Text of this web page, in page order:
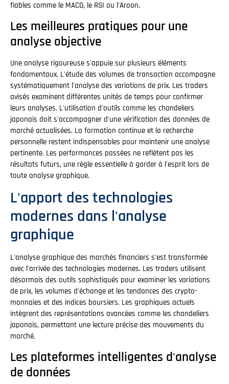
fiables comme le MACD, le RSI ou l'Aroon.
Les meilleures pratiques pour une
analyse objective
Une analyse rigoureuse s'appuie sur plusieurs éléments
fondamentaux. L'étude des volumes de transaction accompagne
systématiquement l'analyse des variations de prix. Les traders
avisés examinent différentes unités de temps pour confirmer
leurs analyses. L'utilisation d'outils comme les chandeliers
japonais doit s'accompagner d'une vérification des données de
marché actualisées. La formation continue et la recherche
personnelle restent indispensables pour maintenir une analyse
pertinente. Les performances passées ne reflètent pas les
résultats futurs, une règle essentielle à garder à l'esprit lors de
toute analyse graphique.
L'apport des technologies
modernes dans l'analyse
graphique
L'analyse graphique des marchés financiers s'est transformée
avec l'arrivée des technologies modernes. Les traders utilisent
désormais des outils sophistiqués pour examiner les variations
de prix, les volumes d'échange et les tendances des crypto-
monnaies et des indices boursiers. Les graphiques actuels
intègrent des représentations avancées comme les chandeliers
japonais, permettant une lecture précise des mouvements du
marché.
Les plateformes intelligentes d'analyse
de données